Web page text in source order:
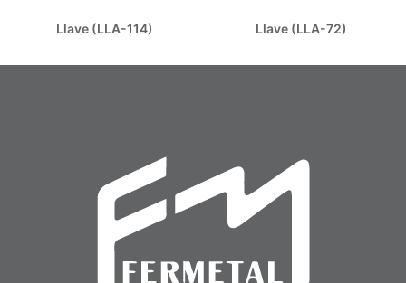
Llave (LLA-114) Llave (LLA-72)